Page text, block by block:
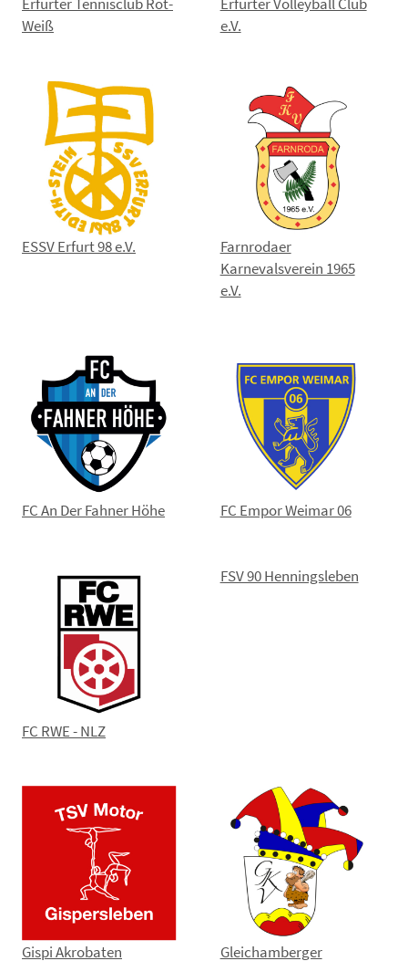
Weiß
e.V.
ESSV Erfurt 98 e.V.
Farnrodaer
Karnevalsverein 1965
e.V.
FC An Der Fahner Höhe FC Empor Weimar 06
FC RWE - NLZ
FSV 90 Henningsleben
Gispi Akrobaten Gleichamberger